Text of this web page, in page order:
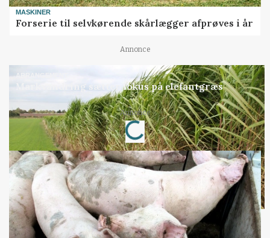
MASKINER
Forserie til selvkørende skårlægger afprøves i år
Annonce
ARRANGEMENT
Markvandring sætter fokus på elefantgræs
Annonce
Loading...